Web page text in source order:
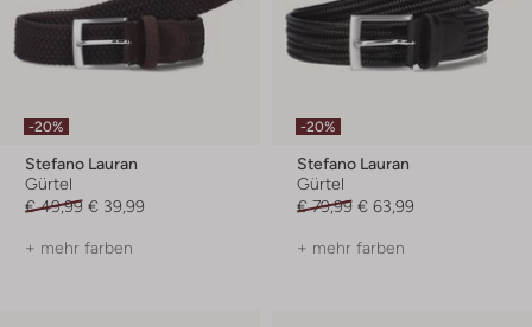
-20%
Stefano Lauran
Gürtel
€ 49,99 € 39,99
+ mehr farben
-20%
Stefano Lauran
Gürtel
€ 79,99 € 63,99
+ mehr farben